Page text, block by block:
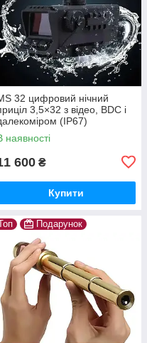
32 цифровий нічний
3,5×32 з відео, BDC і
(IP67)
наявності
600 ₴
Купити
Подарунок